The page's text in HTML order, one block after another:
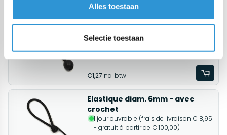
Alles toestaan
Selectie toestaan
Produits associés
Elastique diam. 6mm - avec
boule
- gratuit à partir de € 100,00)
€1,27Incl btw
Elastique diam. 6mm - avec
crochet
1 jour ouvrable (frais de livraison € 8,95
- gratuit à partir de € 100,00)